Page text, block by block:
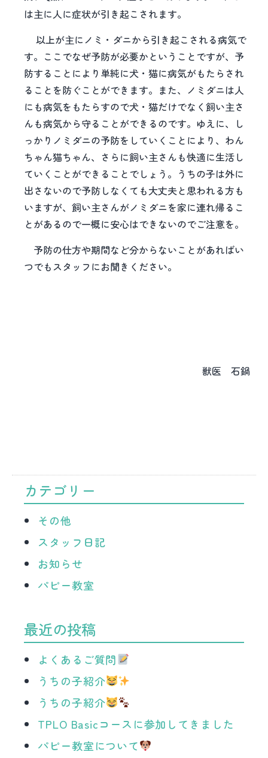
は主に人に症状が引き起こされます。
以上が主にノミ・ダニから引き起こされる病気で
す。ここでなぜ予防が必要かということですが、予
防することにより単純に犬・猫に病気がもたらされ
ることを防ぐことができます。また、ノミダニは人
にも病気をもたらすので犬・猫だけでなく飼い主さ
んも病気から守ることができるのです。ゆえに、し
っかりノミダニの予防をしていくことにより、わん
ちゃん猫ちゃん、さらに飼い主さんも快適に生活し
ていくことができることでしょう。うちの子は外に
出さないので予防しなくても大丈夫と思われる方も
いますが、飼い主さんがノミダニを家に連れ帰るこ
とがあるので一概に安心はできないのでご注意を。
予防の仕方や期間など分からないことがあればい
つでもスタッフにお聞きください。
獣医 石鍋
カテゴリー
その他
スタッフ日記
お知らせ
パピー教室
最近の投稿
よくあるご質問
うちの子紹介
うちの子紹介
TPLO Basicコースに参加してきました
パピー教室について